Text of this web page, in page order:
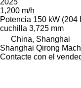
2025
1,200 m/h
Potencia 150 kW (204
cuchilla 3,725 mm
China, Shanghai
Shanghai Qirong
Contacte con el